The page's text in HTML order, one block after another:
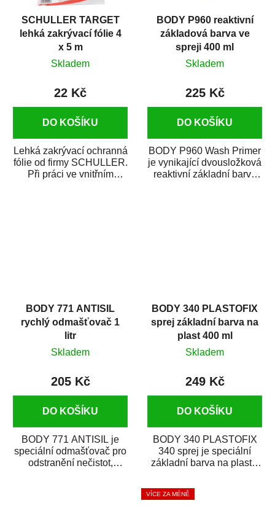
SCHULLER TARGET
lehká zakrývací fólie 4
x 5 m
Skladem
22 Kč
DO KOŠÍKU
Lehká zakrývací ochranná
fólie od firmy SCHULLER.
Při práci ve vnitřním
BODY P960 reaktivní
základová barva ve
spreji 400 ml
Skladem
225 Kč
DO KOŠÍKU
BODY P960 Wash Primer
je vynikající dvousložková
reaktivní základní barva
BODY 771 ANTISIL
rychlý odmašťovač 1
litr
Skladem
205 Kč
DO KOŠÍKU
BODY 771 ANTISIL je
speciální odmašťovač pro
odstranění nečistot,
BODY 340 PLASTOFIX
sprej základní barva na
plast 400 ml
Skladem
249 Kč
DO KOŠÍKU
BODY 340 PLASTOFIX
340 sprej je speciální
základní barva na plasty,
vrchních...
VÍCE ZA MÉNĚ